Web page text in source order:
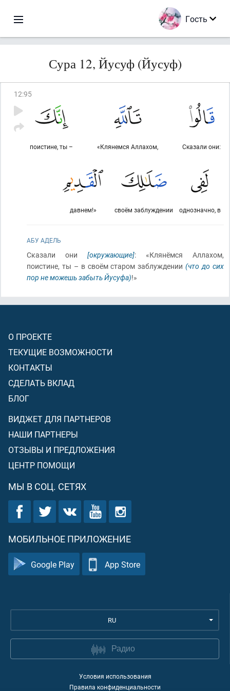
Гость
Сура 12, Йусуф (Йусуф)
12:95
Сказали они:
«Клянемся Аллахом,
поистине, ты –
однозначно, в
своём заблуждении
давнем!»
АБУ АДЕЛЬ
Сказали они [окружающие]: «Клянёмся Аллахом,
поистине, ты – в своём старом заблуждении(что до сих
пор не можешь забыть Йусуфа)!»
О ПРОЕКТЕ
ТЕКУЩИЕ ВОЗМОЖНОСТИ
КОНТАКТЫ
СДЕЛАТЬ ВКЛАД
БЛОГ
ВИДЖЕТ ДЛЯ ПАРТНЕРОВ
НАШИ ПАРТНЕРЫ
ОТЗЫВЫ И ПРЕДЛОЖЕНИЯ
ЦЕНТР ПОМОЩИ
МЫ В СОЦ. СЕТЯХ
МОБИЛЬНОЕ ПРИЛОЖЕНИЕ
Google Play App Store
RU
Радио
Условия использования
Правила конфиденциальности